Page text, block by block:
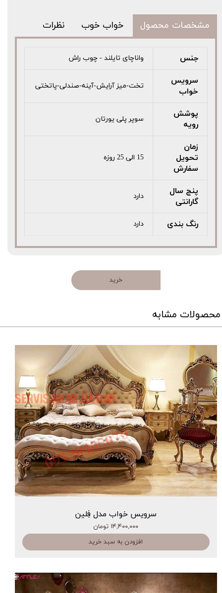
مشخصات محصول خواب خوب نظرات
جنس واناچای تایلند - چوب راش
سرویس
خواب
تخت-میز آرایش-آینه-صندلی-پاتختی
پوشش
رویه
سوپر پلی یورتان
زمان
تحویل
سفارش
15 الی 25 روزه
پنج سال
گارانتی
دارد
رنگ بندی دارد
خرید
محصولات مشابه
سرویس خواب مدل فِلین
۱۴,۴۰۰,۰۰۰ تومان
افزودن به سبد خرید